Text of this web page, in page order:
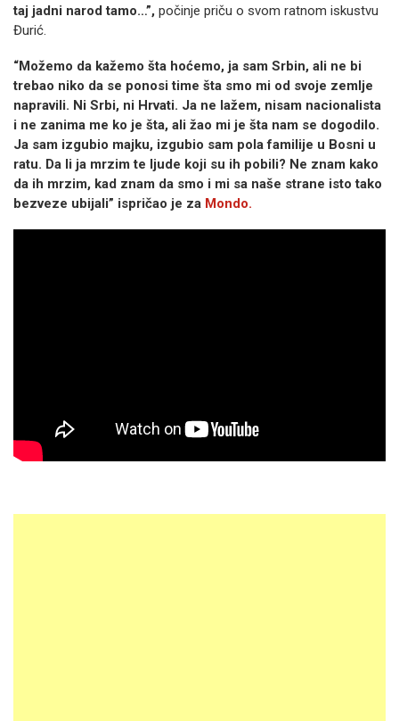
taj jadni narod tamo…”, počinje priču o svom ratnom iskustvu
Đurić.
“Možemo da kažemo šta hoćemo, ja sam Srbin, ali ne bi
trebao niko da se ponosi time šta smo mi od svoje zemlje
napravili. Ni Srbi, ni Hrvati. Ja ne lažem, nisam nacionalista
i ne zanima me ko je šta, ali žao mi je šta nam se dogodilo.
Ja sam izgubio majku, izgubio sam pola familije u Bosni u
ratu. Da li ja mrzim te ljude koji su ih pobili? Ne znam kako
da ih mrzim, kad znam da smo i mi sa naše strane isto tako
bezveze ubijali” ispričao je za Mondo.